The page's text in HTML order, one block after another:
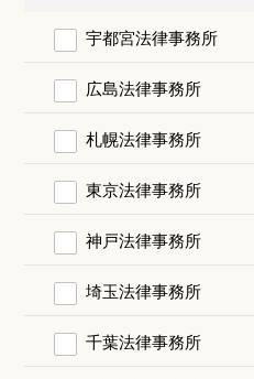
宇都宮法律事務所
広島法律事務所
札幌法律事務所
東京法律事務所
神戸法律事務所
埼玉法律事務所
千葉法律事務所